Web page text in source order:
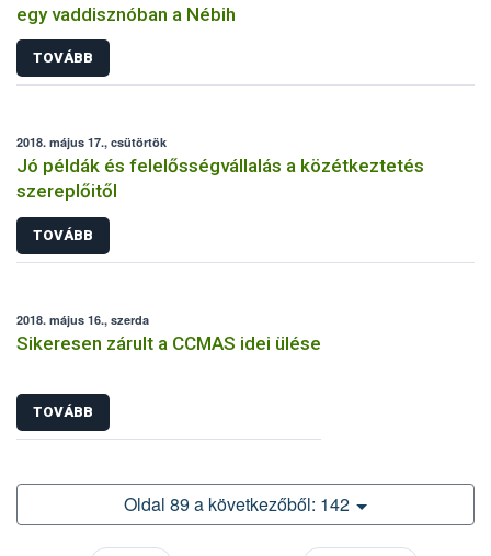
egy vaddisznóban a Nébih
TOVÁBB
2018. május 17., csütörtök
Jó példák és felelősségvállalás a közétkeztetés
szereplőitől
TOVÁBB
2018. május 16., szerda
Sikeresen zárult a CCMAS idei ülése
TOVÁBB
Oldal 89 a következőből: 142